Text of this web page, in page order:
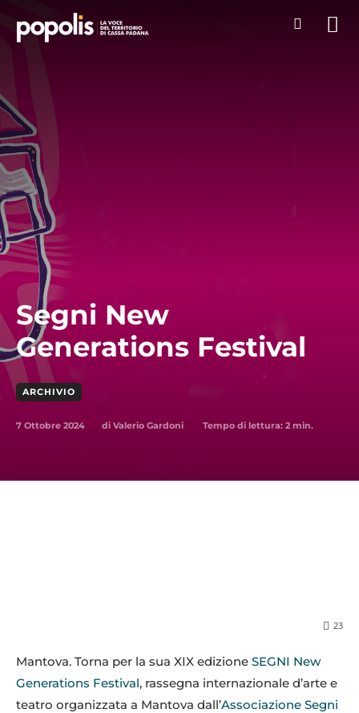
Segni New
Generations Festival
ARCHIVIO
7 Ottobre 2024 di Valerio Gardoni Tempo di lettura: 2min.
23
Mantova. Torna per la sua XIX edizione SEGNI New
Generations Festival, rassegna internazionale d’arte e
teatro organizzata a Mantova dall’Associazione Segni